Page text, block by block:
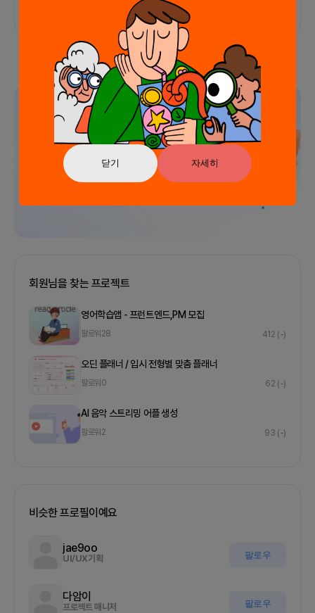
닫기 자세히
회원님을 찾는 프로젝트
영어학습앱 - 프런트엔드,PM 모집
팔로워 28 412 (-)
오딘 플래너 / 입시 전형별 맞춤 플래너
팔로워 0 62 (-)
AI 음악 스트리밍 어플 생성
팔로워 2 93 (-)
비슷한 프로필이예요
jae9oo
UI/UX기획 팔로우
다암이
프로젝트 매니저 팔로우